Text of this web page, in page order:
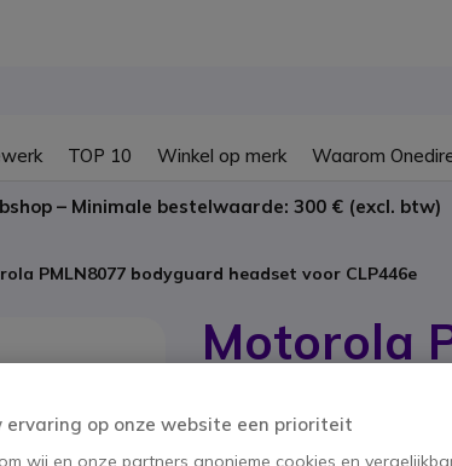
TOP 10 Winkel op merk Waarom
– Minimale bestelwaarde: 300 € (excl. btw)
PMLN8077 bodyguard headset voor CLP446e
Motorola
headset
SKU MOCLP446EOS // Referentie
ervaring op onze website een prioriteit
wij en onze partners anonieme cookies en